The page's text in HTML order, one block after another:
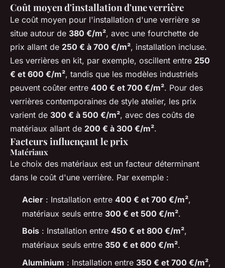
Coût moyen d'installation d'une verrière
Le coût moyen pour l'installation d'une verrière se
situe autour de 380 €/m², avec une fourchette de
prix allant de 250 € à 700 €/m², installation incluse.
Les verrières en kit, par exemple, oscillent entre 250
€ et 600 €/m², tandis que les modèles industriels
peuvent coûter entre 400 € et 700 €/m². Pour des
verrières contemporaines de style atelier, les prix
varient de 300 € à 500 €/m², avec des coûts de
matériaux allant de 200 € à 300 €/m².
Facteurs influençant le prix
Matériaux
Le choix des matériaux est un facteur déterminant
dans le coût d'une verrière. Par exemple :
Acier : Installation entre 400 € et 700 €/m²,
matériaux seuls entre 300 € et 500 €/m².
Bois : Installation entre 450 € et 800 €/m²,
matériaux seuls entre 350 € et 600 €/m².
Aluminium : Installation entre 350 € et 700 €/m²,